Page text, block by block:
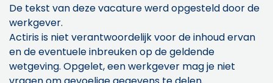
De tekst van deze vacature werd opgesteld door de
werkgever.
Actiris is niet verantwoordelijk voor de inhoud ervan
en de eventuele inbreuken op de geldende
wetgeving. Opgelet, een werkgever mag je niet